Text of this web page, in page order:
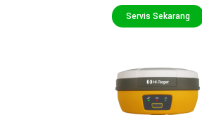
Servis Sekarang